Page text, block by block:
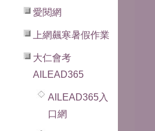
愛閱網
上網飆寒暑假作業
大仁會考
AILEAD365
AILEAD365入
口網